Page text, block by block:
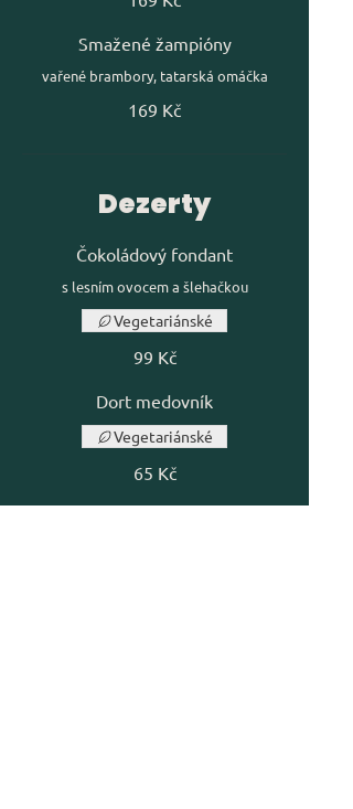
Smažené žampióny
vařené brambory, tatarská omáčka
169 Kč
Dezerty
Čokoládový fondant
s lesním ovocem a šlehačkou
99 Kč
Vegetariánské
Dort medovník
65 Kč
Vegetariánské